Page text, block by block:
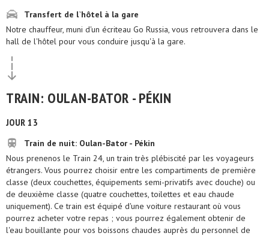
Transfert de l`hôtel à la gare
Notre chauffeur, muni d'un écriteau Go Russia, vous retrouvera dans le
hall de l'hôtel pour vous conduire jusqu'à la gare.
TRAIN: OULAN-BATOR - PÉKIN
JOUR 13
Train de nuit: Oulan-Bator - Pékin
Nous prenenos le Train 24, un train très plébiscité par les voyageurs
étrangers. Vous pourrez choisir entre les compartiments de première
classe (deux couchettes, équipements semi-privatifs avec douche) ou
de deuxième classe (quatre couchettes, toilettes et eau chaude
uniquement). Ce train est équipé d'une voiture restaurant où vous
pourrez acheter votre repas ; vous pourrez également obtenir de
l'eau bouillante pour vos boissons chaudes auprès du personnel de